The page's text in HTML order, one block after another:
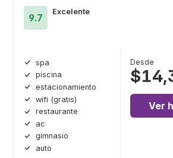
9.7
Excelente
spa
piscina
estacionamiento
wifi (gratis)
restaurante
ac
gimnasio
auto
Desde
Ver